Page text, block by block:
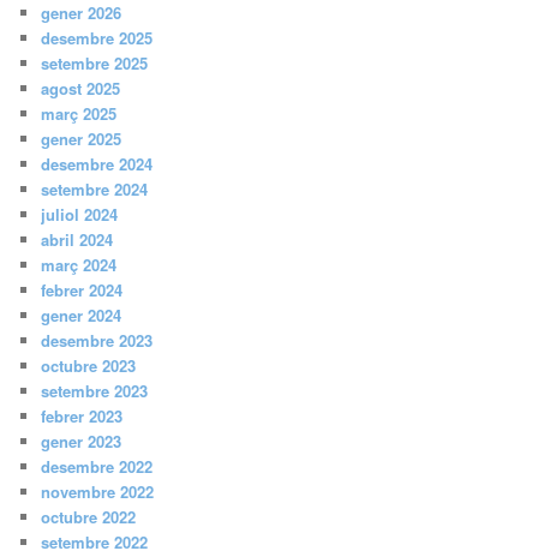
gener 2026
desembre 2025
setembre 2025
agost 2025
març 2025
gener 2025
desembre 2024
setembre 2024
juliol 2024
abril 2024
març 2024
febrer 2024
gener 2024
desembre 2023
octubre 2023
setembre 2023
febrer 2023
gener 2023
desembre 2022
novembre 2022
octubre 2022
setembre 2022